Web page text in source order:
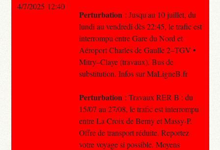
Perturbation : Jusqu'au 10 juillet, du
lundi au vendredi dès 22:45, le trafic est
interrompu entre Gare du Nord et
Aéroport Charles de Gaulle 2–TGV •
Mitry–Claye (travaux). Bus de
substitution. Infos sur MaLigneB.fr
Perturbation : Travaux RER B : du
15/07 au 27/08, le trafic est interrompu
entre La Croix de Berny et Massy-P.
Offre de transport réduite. Reportez
votre voyage si possible. Moyens
4/7/2025 12:40